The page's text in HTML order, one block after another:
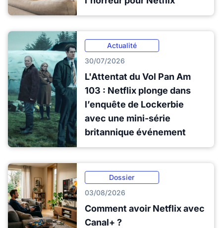
Actualité
30/07/2026
L'Attentat du Vol Pan Am
103 : Netflix plonge dans
l’enquête de Lockerbie
avec une mini-série
britannique événement
Dossier
03/08/2026
Comment avoir Netflix avec
Canal+ ?